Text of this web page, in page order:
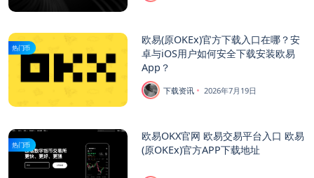
热门币
欧易(原OKEx)官方下载入口在哪？安
卓与iOS用户如何安全下载安装欧易
App？
下载资讯 2026年7月19日
热门币
欧易OKX官网 欧易交易平台入口 欧易
(原OKEx)官方APP下载地址